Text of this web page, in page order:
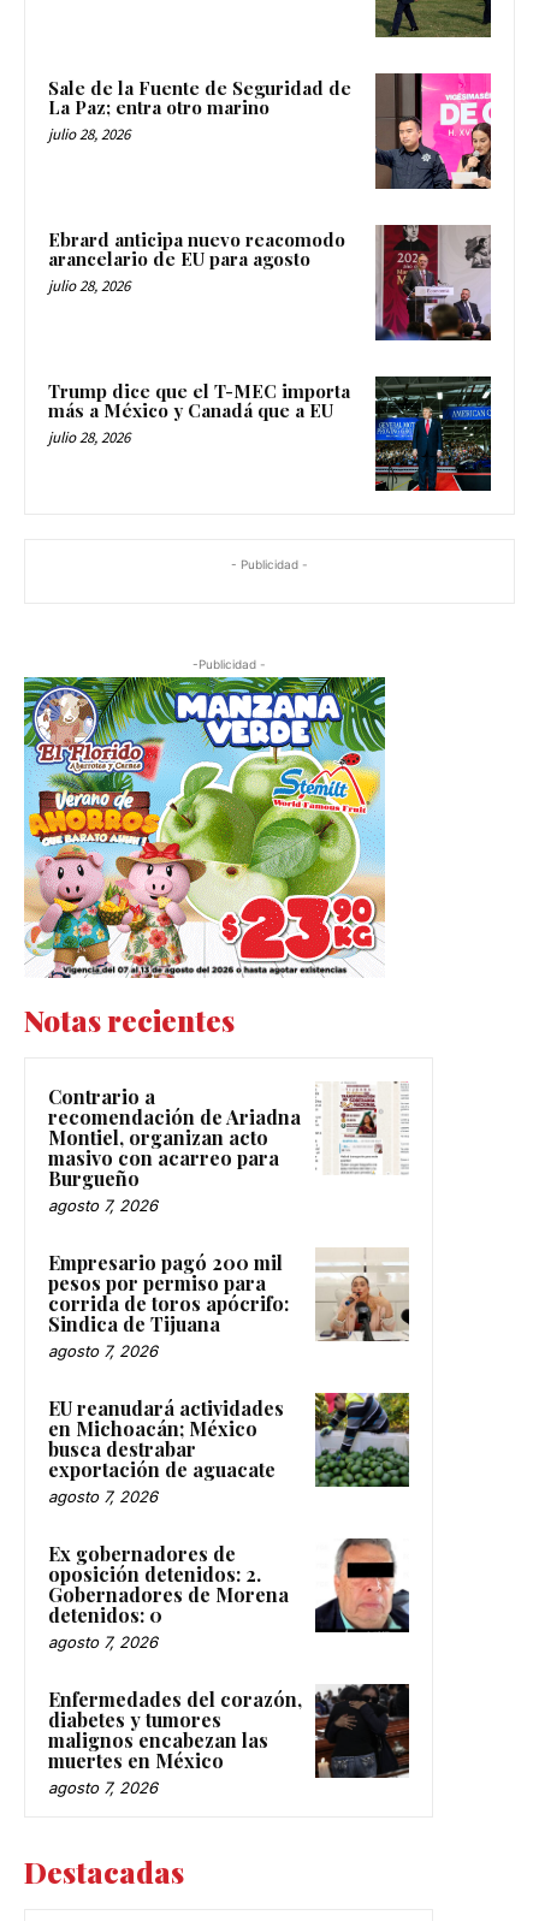
Sale de la Fuente de Seguridad de
La Paz; entra otro marino
julio 28, 2026
Ebrard anticipa nuevo reacomodo
arancelario de EU para agosto
julio 28, 2026
Trump dice que el T-MEC importa
más a México y Canadá que a EU
julio 28, 2026
- Publicidad -
-Publicidad -
Notas recientes
Contrario a
recomendación de Ariadna
Montiel, organizan acto
masivo con acarreo para
Burgueño
agosto 7, 2026
Empresario pagó 200 mil
pesos por permiso para
corrida de toros apócrifo:
Sindica de Tijuana
agosto 7, 2026
EU reanudará actividades
en Michoacán; México
busca destrabar
exportación de aguacate
agosto 7, 2026
Ex gobernadores de
oposición detenidos: 2.
Gobernadores de Morena
detenidos: 0
agosto 7, 2026
Enfermedades del corazón,
diabetes y tumores
malignos encabezan las
muertes en México
agosto 7, 2026
Destacadas